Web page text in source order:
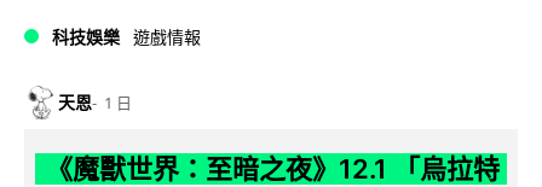
科技娛樂 遊戲情報
天恩 1 日
《魔獸世界：至暗之夜》12.1 「烏拉特